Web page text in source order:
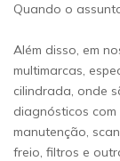
Quando o
Além disso, em
multimarcas,
cilindrada, onde
diagnósticos com
manutenção,
freio, filtros e